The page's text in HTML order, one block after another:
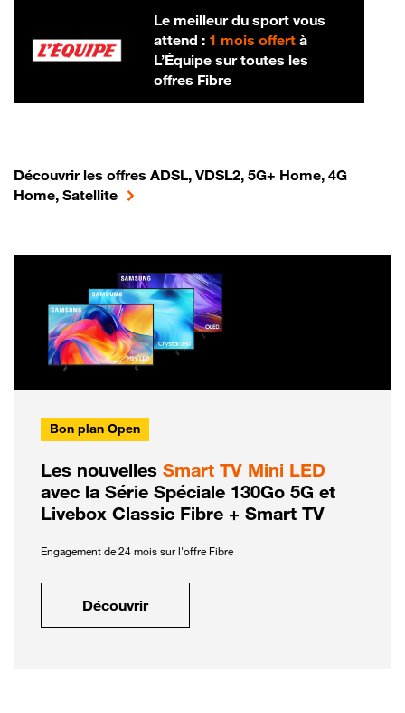
Le meilleur du sport vous
attend : 1 mois offertà
L’Équipe sur toutes les
offres Fibre
Découvrir les offres ADSL, VDSL2, 5G+ Home, 4G
Home, Satellite
Bon plan Open
Les nouvelles Smart TV Mini LED
avec la Série Spéciale 130Go 5G et
Livebox Classic Fibre + Smart TV
Engagement de 24 mois sur l'offre Fibre
Découvrir